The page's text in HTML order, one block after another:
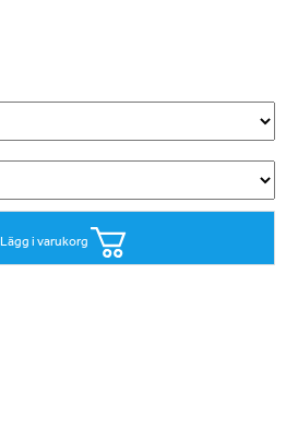
Lägg i varukorg